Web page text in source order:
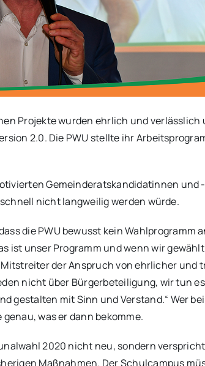
Projekte wurden ehrlich und verlässlich
2.0. Die PWU stellte ihr
Gemeinderatskandidatinnen und
nicht langweilig werden würde.
die PWU bewusst kein Wahlprogramm
ist unser Programm und wenn wir
Mitstreiter der Anspruch von ehrlicher und
nicht über Bürgerbeteiligung, wir tun
gestalten mit Sinn und Verstand.“ Wer
was er dann bekomme.
2020 nicht neu, sondern
Maßnahmen. Der Schulcampus